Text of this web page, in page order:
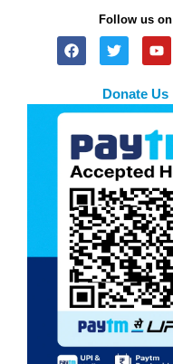
Follow us on
Donate Us